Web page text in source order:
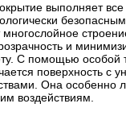
выполняет все
и
С помощью особой
поверхность с
Она особенно
воздействиям.